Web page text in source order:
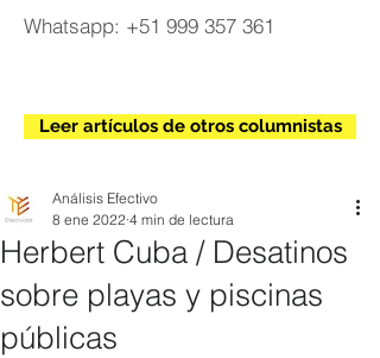
Whatsapp: +51 999 357 361
Leer artículos de otros columnistas
Herbert Cuba / Desatinos
sobre playas y piscinas
públicas
Análisis Efectivo
8 ene 2022 4 min de lectura